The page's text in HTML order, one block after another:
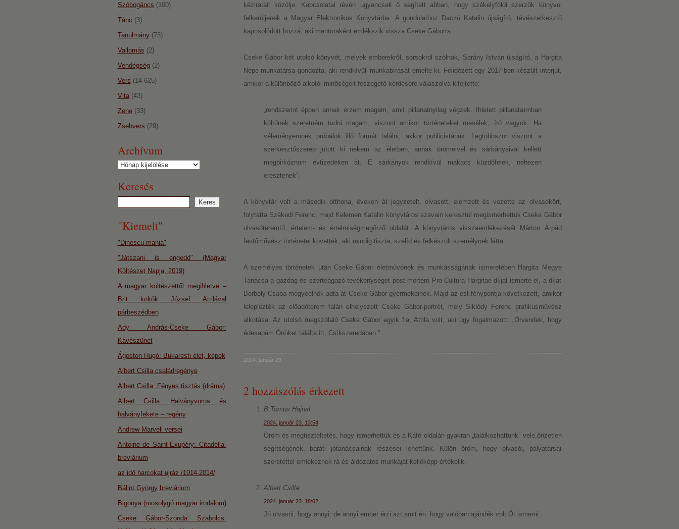
kéziratait közölje. Kapcsolatai révén ugyancsak ő segített abban, hogy székelyföldi szerzők könyvei
felkerüljenek a Magyar Elektronikus Könyvtárba. A gondolathoz Daczó Katalin újságíró, tévészerkesztő
kapcsolódott hozzá, aki mentoraként emlékszik vissza Cseke Gáborra.
Cseke Gábor két utolsó könyvét, melyek emberekről, sorsokról szólnak, Sarány István újságíró, a Hargita
Népe munkatársa gondozta, aki rendkívüli munkabírását emelte ki. Felidézett egy 2017-ben készült interjút,
amikor a különböző alkotói minőségeit feszegető kérdésére válaszolva kifejtette:
„rendszerint éppen annak érzem magam, amit pillanatnyilag végzek. Ihletett pillanataimban
költőnek szeretném tudni magam, viszont amikor történeteket mesélek, író vagyok. Ha
véleményemnek próbálok illő formát találni, akkor publicistának. Legtöbbször viszont a
szerkesztőszerep jutott ki nekem az életben, annak örömeivel és sárkányaival kellett
megbirkóznom évtizedeken át. E sárkányok rendkívül makacs küzdőfelek, nehezen
eresztenek”.
A könyvtár volt a második otthona, éveken át jegyzetelt, olvasott, elemzett és vezette az olvasókört,
folytatta Székedi Ferenc, majd Kelemen Katalin könyvtáros szavain keresztül megismerhettük Cseke Gábor
olvasóteremtő, értelem- és értelmiségmegőrző oldalát. A könyvtáros visszaemlékezését Márton Árpád
festőművész történetei követték, aki mindig tiszta, szelíd és felkészült személynek látta.
A személyes történetek után Cseke Gábor életművének és munkásságának ismeretében Hargita Megye
Tanácsa a gazdag és szerteágazó tevékenységet post mortem Pro Cultura Hargitae díjjal ismerte el, a díjat
Borboly Csaba megyeelnök adta át Cseke Gábor gyermekeinek. Majd az est fénypontja következett, amikor
leleplezték az előadóterem falán elhelyezett Cseke Gábor-portrét, mely Siklódy Ferenc grafikusművész
alkotása. Az utolsó megszólaló Cseke Gábor egyik fia, Attila volt, aki úgy fogalmazott: „Örvendek, hogy
édesapám Önöket találta itt, Csíkszeredában.”
2024. január 23.
2 hozzászólás érkezett
B.Tomos Hajnal:
2024. január 23. 13:54
Öröm és megtiszteltetés, hogy ismerhettük és a Káfé oldalán gyakran „találkozhattunk” vele,őnzetlen
segítségének, baráti jótanácsainak részesei lehettünk. Külön öröm, hogy olvasói, pályatársai
szeretettel emlékeznek rá és áldozatos munkáját kellőképp értékelik.
Albert Csilla:
2024. január 23. 18:02
Jó olvasni, hogy annyi, de annyi ember érzi azt,amit én: hogy valóban ajándék volt Őt ismerni.
Szóbogáncs (100)
Tánc (3)
Tanulmány(73)
Vallomás (2)
Vendégség(2)
Vers (14 625)
Vita(43)
Zene(33)
Zsebvers (29)
Archívum
Archívum
Keresés
"Kiemelt"
"Dinescu-mania"
"Játszani is engedd" (Magyar
Költészet Napja, 2019)
A magyar költészettől megihletve –
Brit költők József Attilával
párbeszédben
Ady András-Cseke Gábor:
Kávészünet
Ágoston Hugó: Bukaresti élet, képek
Albert Csilla családregénye
Albert Csilla: Fényes tisztás (dráma)
Albert Csilla: Halványvörös és
halványfekete – regény
Andrew Marvell versei
Antoine de Saint-Exupéry: Citadella-
breviárium
az idő harcokat ujráz /1914-2014/
Bálint György breviárium
Bigonya (mosolygó magyar irodalom)
Cseke Gábor-Szonda Szabolcs: